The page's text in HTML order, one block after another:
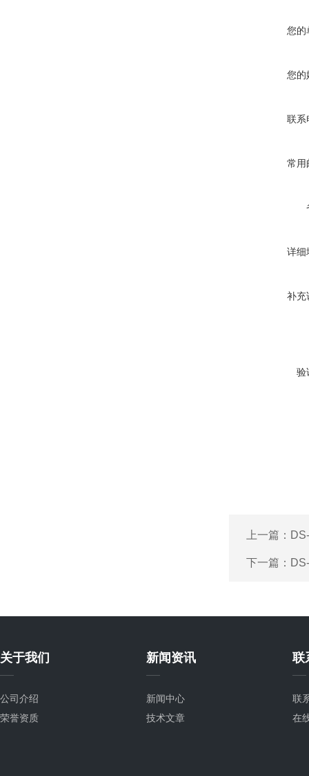
您的
您的
联系
常用
详细
补充
验
上一篇：
下一篇：
关于我们
公司介绍
荣誉资质
新闻资讯
新闻中心
技术文章
联
联
在